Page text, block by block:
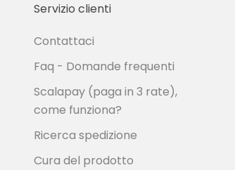
Servizio clienti
Contattaci
Faq - Domande frequenti
Scalapay (paga in 3 rate),
come funziona?
Ricerca spedizione
Cura del prodotto